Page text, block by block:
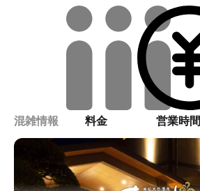
混雑情報 料金 営業時間